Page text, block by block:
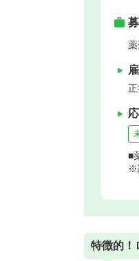
正
■
※
特徴的！